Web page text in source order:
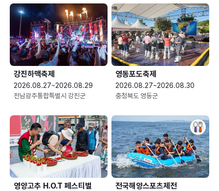
강진하맥축제
2026.08.27~2026.08.29
전남광주통합특별시 강진군
영동포도축제
2026.08.27~2026.08.30
충청북도 영동군
영양고추 H.O.T 페스티벌 전국해양스포츠제전